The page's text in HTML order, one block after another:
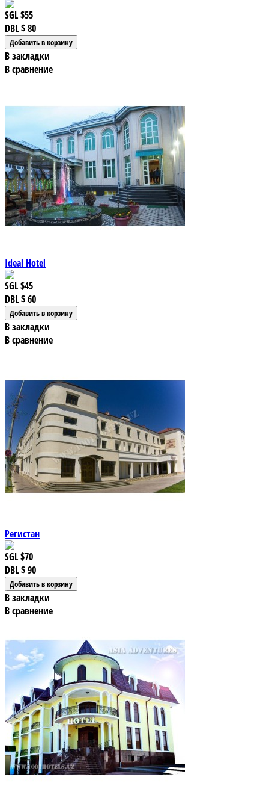
SGL$55
DBL$ 80
В закладки
В сравнение
Ideal Hotel
SGL$45
DBL$ 60
В закладки
В сравнение
Регистан
SGL$70
DBL$ 90
В закладки
В сравнение